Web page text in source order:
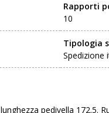
Rapporti
10
Tipologia
Spedizione
pedivella 172.5.